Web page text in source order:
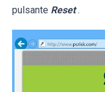
pulsante Reset .